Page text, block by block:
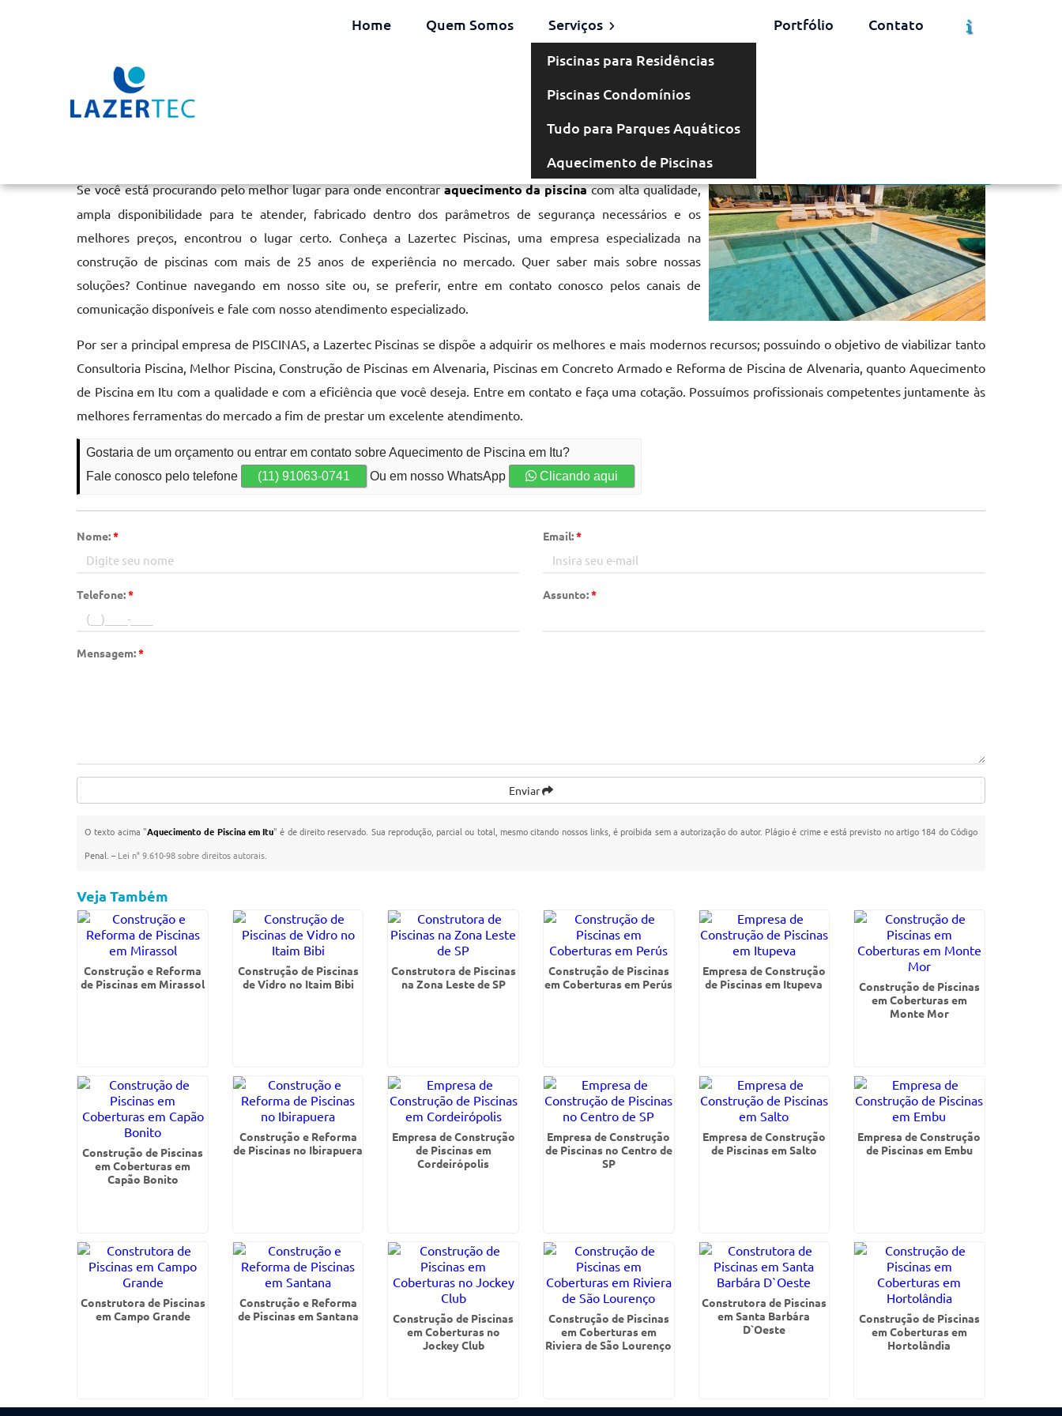
Home Quem Somos
Serviços
Piscinas para Residências
Piscinas Condomínios
Tudo para Parques Aquáticos
Aquecimento de Piscinas
Portfólio Contato
Aquecimento de Piscina em Itu
Se você está procurando pelo melhor lugar para onde encontraraquecimento da piscinacom alta qualidade,
ampla disponibilidade para te atender, fabricado dentro dos parâmetros de segurança necessários e os
melhores preços, encontrou o lugar certo. Conheça a Lazertec Piscinas, uma empresa especializada na
construção de piscinas com mais de 25 anos de experiência no mercado. Quer saber mais sobre nossas
soluções? Continue navegando em nosso site ou, se preferir, entre em contato conosco pelos canais de
comunicação disponíveis e fale com nosso atendimento especializado.
Por ser a principal empresa de PISCINAS, a Lazertec Piscinas se dispõe a adquirir os melhores e mais modernos recursos; possuindo o objetivo de viabilizar tanto
Consultoria Piscina, Melhor Piscina, Construção de Piscinas em Alvenaria, Piscinas em Concreto Armado e Reforma de Piscina de Alvenaria, quanto Aquecimento
de Piscina em Itu com a qualidade e com a eficiência que você deseja. Entre em contato e faça uma cotação. Possuímos profissionais competentes juntamente às
melhores ferramentas do mercado a fim de prestar um excelente atendimento.
Gostaria de um orçamento ou entrar em contato sobre Aquecimento de Piscina em Itu?
Fale conosco pelo telefone
(11) 91063-0741 Ou em nosso WhatsApp Clicando aqui
Nome:* Email:*
Telefone:* Assunto:*
Mensagem:*
Enviar
O texto acima "Aquecimento de Piscina em Itu" é de direito reservado. Sua reprodução, parcial ou total, mesmo citando nossos links, é proibida sem a autorização do autor. Plágio é crime e está previsto no artigo 184 do Código
Penal. –Lei n° 9.610-98 sobre direitos autorais
Veja Também
Construção e Reforma
de Piscinas em Mirassol
Construção de Piscinas
de Vidro no Itaim Bibi
Construtora de Piscinas
na Zona Leste de SP
Construção de Piscinas
em Coberturas em Perús
Empresa de Construção
de Piscinas em Itupeva
Construção de Piscinas
em Coberturas em
Monte Mor
Construção de Piscinas
em Coberturas em
Capão Bonito
Construção e Reforma
de Piscinas no Ibirapuera
Empresa de Construção
de Piscinas em
Cordeirópolis
Empresa de Construção
de Piscinas no Centro de
SP
Empresa de Construção
de Piscinas em Salto
Empresa de Construção
de Piscinas em Embu
Construtora de Piscinas
em Campo Grande
Construção e Reforma
de Piscinas em Santana
Construção de Piscinas
em Coberturas no
Jockey Club
Construção de Piscinas
em Coberturas em
Riviera de São Lourenço
Construtora de Piscinas
em Santa Barbára
D`Oeste
Construção de Piscinas
em Coberturas em
Hortolândia